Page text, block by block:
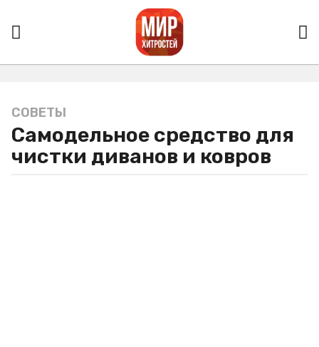
4
г
д
СОВЕТЫ
Самодельное средство для
чистки диванов и ковров